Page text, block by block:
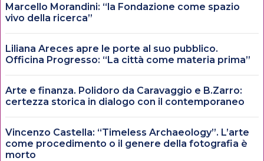
Marcello Morandini: “la Fondazione come spazio
vivo della ricerca”
Liliana Areces apre le porte al suo pubblico.
Officina Progresso: “La città come materia prima”
Arte e finanza. Polidoro da Caravaggio e B.Zarro:
certezza storica in dialogo con il contemporaneo
Vincenzo Castella: “Timeless Archaeology”. L’arte
come procedimento o il genere della fotografia è
morto